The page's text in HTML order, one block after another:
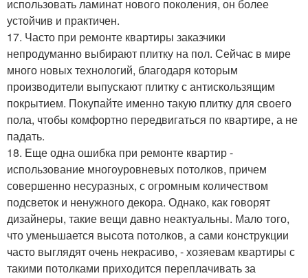
использовать ламинат нового поколения, он более
устойчив и практичен.
17. Часто при ремонте квартиры заказчики
непродуманно выбирают плитку на пол. Сейчас в мире
много новых технологий, благодаря которым
производители выпускают плитку с антискользящим
покрытием. Покупайте именно такую плитку для своего
пола, чтобы комфортно передвигаться по квартире, а не
падать.
18. Еще одна ошибка при ремонте квартир -
использование многоуровневых потолков, причем
совершенно несуразных, с огромным количеством
подсветок и ненужного декора. Однако, как говорят
дизайнеры, такие вещи давно неактуальны. Мало того,
что уменьшается высота потолков, а сами конструкции
часто выглядят очень некрасиво, - хозяевам квартиры с
такими потолками приходится переплачивать за